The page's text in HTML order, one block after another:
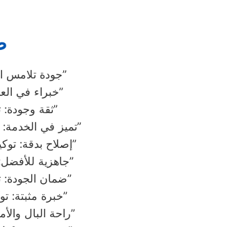
“جودة تلامس الإتقان: توكيل زانوسى يضمن الصيانة الممتازة”
“خبراء في العناية: توكيل زانوسى يضمن أداء الأجهزة بأمان”
“ثقة وجودة: توكيل زانوسى يوفر صيانة مضمونة للأجهزة”
“تميز في الخدمة: توكيل زانوسى يضمن الأداء الأمثل لجميع الأجهزة”
“إصلاح بدقة: توكيل زانوسى يقدم حلولاً فورية وموثوقة للمشاكل”
“جاهزية للأفضل: توكيل زانوسى يوفر الصيانة المتميزة لأجهزتك”
“ضمان الجودة: توكيل زانوسى يحافظ على أداء أجهزتك بكفاءة”
“خبرة مثبتة: توكيل زانوسى يوفر الخدمات الاحترافية لعملائه”
“راحة البال والأمان: توكيل زانوسى يضمن سلامة أجهزتك وأدائها”